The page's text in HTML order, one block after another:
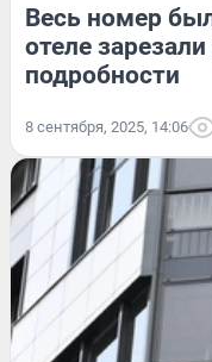
Весь номер
отеле
подробности
8 сентября, 2025, 14:06